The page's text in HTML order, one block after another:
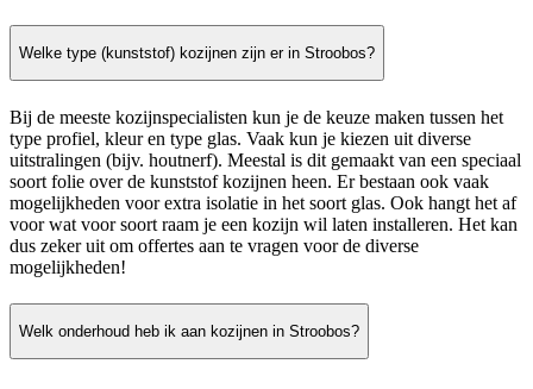
Welke type (kunststof) kozijnen zijn er in Stroobos?
Bij de meeste kozijnspecialisten kun je de keuze maken tussen het
type profiel, kleur en type glas. Vaak kun je kiezen uit diverse
uitstralingen (bijv. houtnerf). Meestal is dit gemaakt van een speciaal
soort folie over de kunststof kozijnen heen. Er bestaan ook vaak
mogelijkheden voor extra isolatie in het soort glas. Ook hangt het af
voor wat voor soort raam je een kozijn wil laten installeren. Het kan
dus zeker uit om offertes aan te vragen voor de diverse
mogelijkheden!
Welk onderhoud heb ik aan kozijnen in Stroobos?